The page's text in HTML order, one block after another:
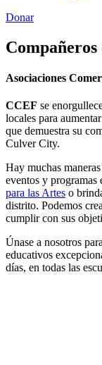
Donar
Compañeros
Asociaciones
CCEF se
locales para
que demuestra su
Culver City.
Hay muchas
eventos y programas
para las Artes o
distrito. Podemos
cumplir con sus
Únase a nosotros
educativos
días, en todas las